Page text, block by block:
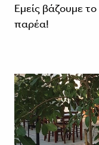
Εμείς βάζουμε
παρέα!